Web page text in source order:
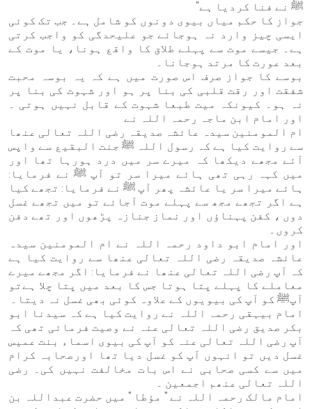
ﷺ نے فنا کردیا ہے"
جواز کا حکم میاں بیوی دونوں کو شامل ہے۔ جب تک کوئی
ایسی چیز وارد نہ ہوجائے جو علیحدگی کو واجب کرتی
ہے۔ جیسے موت سے پہلے طلاق کا واقع ہونا، یا موت کے
بعد عورت کا مرتد ہوجانا۔
بوسے کا جواز صرف اس صورت میں ہے کہ یہ بوسہ محبت
شفقت اور رقت قلبی کی بنا پر ہو اور شہوت کی بنا پر
نہ ہو۔ کیونکہ میت طبعا شہوت کے قابل نہیں ہوتی ۔
اور امام ابن ماجہ رحمہ اللہ نے
ام المومنین سیدہ عائشہ صدیقہ رضی اللہ تعالی عنھا
سے روایت کیا ہے کہ رسول اللہ ﷺ جنت البقیع سے واپس
آئے مجھے دیکھا کہ میرے سر میں درد ہورہا تھا اور
میں کہہ رہی تھی ہائے میرا سر تو آپ ﷺ نے فرمایا:
ہائے میرا سر یا عائشہ پھر آپ ﷺ نے فرمایا: تجھے کیا
ہے اگر تجھے مجھ سے پہلے موت آجائے تو میں تجھے غسل
دوں ، کفن پہناؤں اور نماز جنازہ پڑھوں اور تھے دفن
کروں۔
اور امام ابو داود رحمہ اللہ نے ام المومنین سیدہ
عائشہ صدیقہ رضی اللہ تعالی عنھا سے روایت کیا ہے
کہ آپ رضی اللہ تعالی عنھا نے فرمایا: اگر مجھے میرے
معاملے کا پہلے پتا ہوتا جس کا بعد میں پتا چلا ہےتو
آپﷺ کو آپ کی بیویوں کے علاوہ کوئی بھی غسل نہ دیتا۔
امام بیہقی رحمہ اللہ نے روایت کیا ہے کہ سیدنا ابو
بکر صدیق رضی اللہ تعالی عنہ نے وصیت فرمائی تھی کہ
آپ رضی اللہ تعالی عنہ کو آپ کی بیوی اسماء بنت عمیس
غسل دیں تو انہوں آپ کو غسل دیا تھا اورصحابہ کرام
میں سے کسی صحابی نے اس بات مخالفت نہیں کی۔ رضی
اللہ تعالی عنھم اجمعین ۔
امام مالک رحمہ اللہ نے " مؤطا " میں حضرت عبداللہ بن